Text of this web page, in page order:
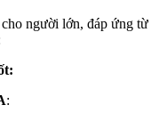
người lớn, đáp ứng từ
: